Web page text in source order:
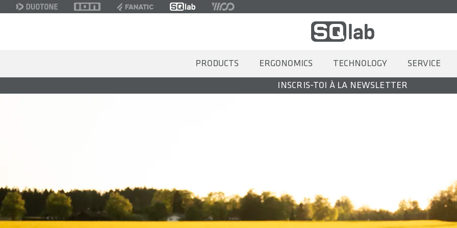
PRODUCTS ERGONOMICS TECHNOLOGY SERVICE
INSCRIS-TOI À LA NEWSLETTER